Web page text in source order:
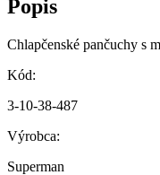
Popis
Chlapčenské pančuchy s
Kód:
3-10-38-487
Výrobca:
Superman